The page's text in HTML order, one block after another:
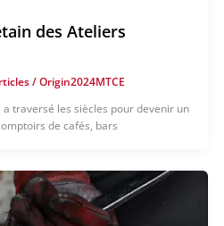
des Ateliers
/Origin2024MTCE
a traversé les siècles pour devenir un
de cafés, bars